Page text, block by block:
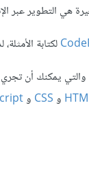
هي التطوير عبر
لكتابة
يمكنك أن
وCSS و